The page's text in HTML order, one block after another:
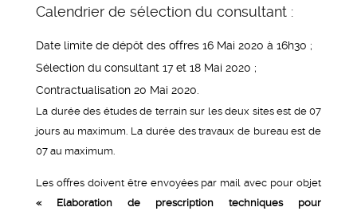
Calendrier de sélection du consultant :
Date limite de dépôt des offres 16 Mai 2020 à 16h30 ;
Sélection du consultant 17 et 18 Mai 2020 ;
Contractualisation 20 Mai 2020.
La durée des études de terrain sur les deux sites est de 07
jours au maximum. La durée des travaux de bureau est de
07 au maximum.
Les offres doivent être envoyées par mail avec pour objet
« Elaboration de prescription techniques pour